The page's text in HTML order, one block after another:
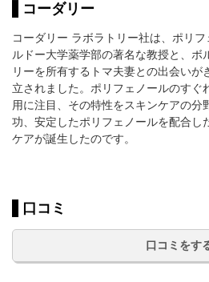
コーダリー
コーダリー ラボラトリー社は、ポリ
ルドー大学薬学部の著名な教授と、ボ
リーを所有するトマ夫妻との出会いが
立されました。ポリフェノールのすぐ
用に注目、その特性をスキンケアの分
功、安定したポリフェノールを配合
ケアが誕生したのです。
口コミ
口コミをす